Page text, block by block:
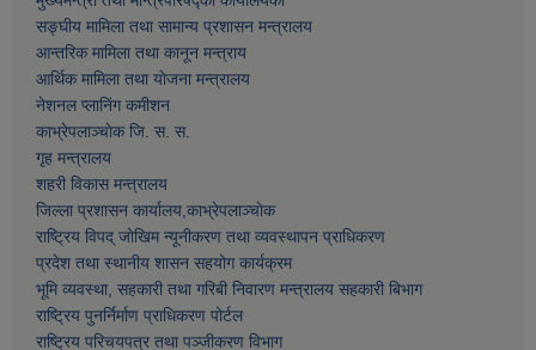
सङ्घीय मामिला तथा सामान्य प्रशासन मन्त्रालय
आन्तरिक मामिला तथा कानून मन्त्राय
आर्थिक मामिला तथा याेजना मन्त्रालय
नेशनल प्लानिंग कमीशन
काभ्रेपलाञ्चाेक जि. स. स.
गृह मन्त्रालय
शहरी विकास मन्त्रालय
जिल्ला प्रशासन कार्यालय,काभ्रेपलाञ्चाेक
राष्ट्रिय विपद् जोखिम न्यूनीकरण तथा व्यवस्थापन प्राधिकरण
प्रदेश तथा स्थानीय शासन सहयोग कार्यक्रम
भूमि व्यवस्था, सहकारी तथा गरिबी निवारण मन्त्रालय सहकारी बिभाग
राष्ट्रिय पुनर्निर्माण प्राधिकरण पोर्टल
राष्ट्रिय परिचयपत्र तथा पञ्जीकरण विभाग